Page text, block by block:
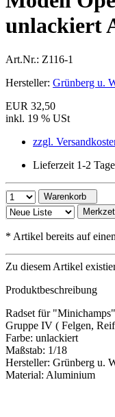
unlackiert
Art.Nr.: Z116-1
Hersteller: Grünberg u.
EUR 32,50
inkl. 19 % USt
zzgl.
Lieferzeit 1-2 Tage
Warenkorb
* Artikel bereits auf
Zu diesem Artikel
Produktbeschreibung
Radset für
Gruppe IV ( Felgen,
Farbe: unlackiert
Maßstab: 1/18
Hersteller: Grünberg u.
Material: Aluminium